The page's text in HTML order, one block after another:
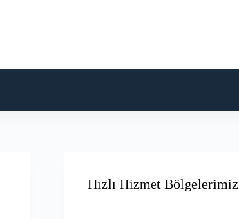
Hızlı Hizmet Bölgelerimiz